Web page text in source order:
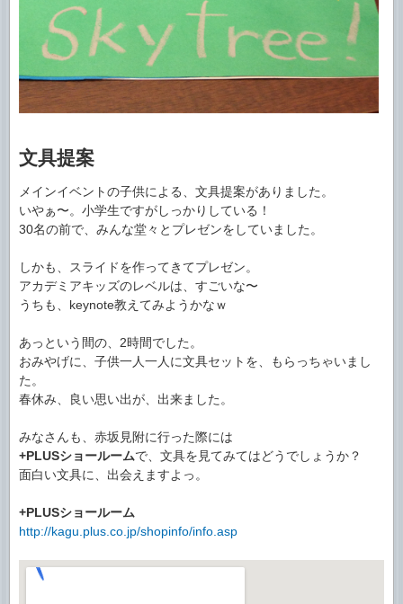
文具提案
メインイベントの子供による、文具提案がありました。
いやぁ〜。小学生ですがしっかりしている！
30名の前で、みんな堂々とプレゼンをしていました。
しかも、スライドを作ってきてプレゼン。
アカデミアキッズのレベルは、すごいな〜
うちも、keynote教えてみようかなｗ
あっという間の、2時間でした。
おみやげに、子供一人一人に文具セットを、もらっちゃいまし
た。
春休み、良い思い出が、出来ました。
みなさんも、赤坂見附に行った際には
+PLUSショールームで、文具を見てみてはどうでしょうか？
面白い文具に、出会えますよっ。
+PLUSショールーム
http://kagu.plus.co.jp/shopinfo/info.asp